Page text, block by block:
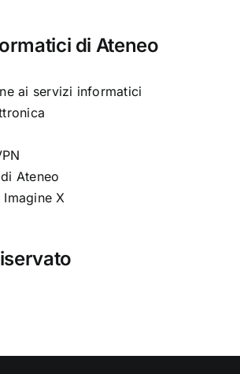
di Ateneo
ai servizi informatici
Ateneo
X